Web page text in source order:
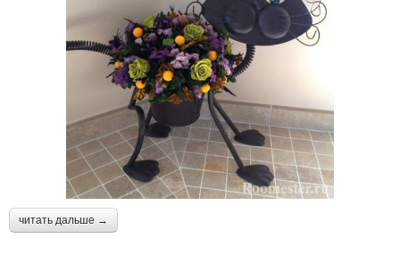
читать дальше →